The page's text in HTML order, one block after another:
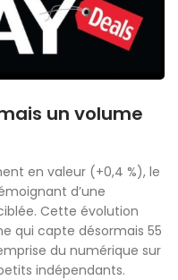
un volume
en valeur (+0,4 %), le
d’une
Cette évolution
qui capte désormais 55
du numérique sur
indépendants.